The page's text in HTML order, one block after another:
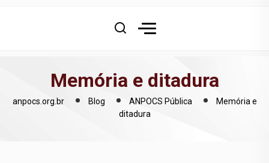
Memória e ditadura
anpocs.org.br Blog ANPOCS Pública
Memória e
ditadura